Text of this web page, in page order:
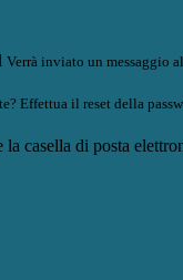
Verrà inviato un messaggio
Effettua il reset della
casella di posta